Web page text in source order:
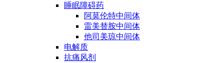
睡眠障碍药
阿莫伦特中间体
雷美替胺中间体
他司美琼中间体
电解质
抗痛风剂